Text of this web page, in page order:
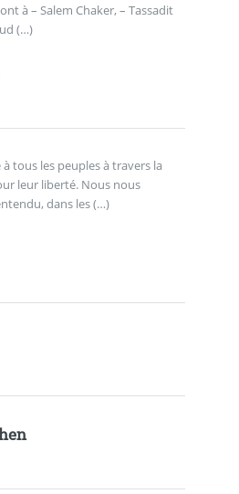
à – Salem Chaker, – Tassadit
(…)
tous les peuples à travers la
leur liberté. Nous nous
dans les (…)